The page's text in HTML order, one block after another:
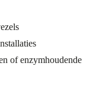
of enzymhoudende